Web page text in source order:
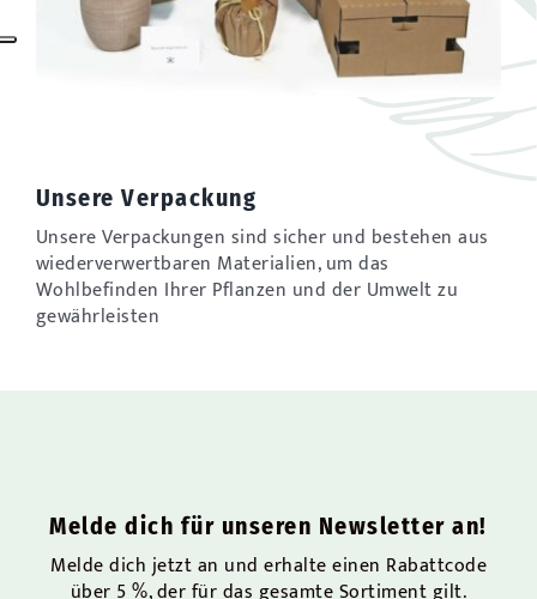
Unsere Verpackung
Unsere Verpackungen sind sicher und bestehen aus
wiederverwertbaren Materialien, um das
Wohlbefinden Ihrer Pflanzen und der Umwelt zu
gewährleisten
Melde dich für unseren Newsletter an!
Melde dich jetzt an und erhalte einen Rabattcode
über 5 %, der für das gesamte Sortiment gilt.